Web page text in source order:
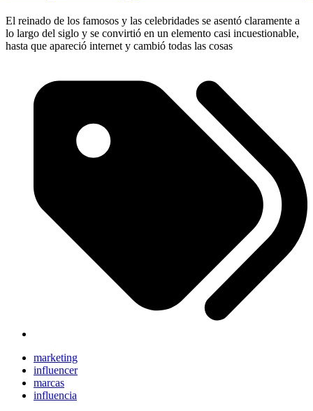
El reinado de los famosos y las celebridades se asentó claramente a
lo largo del siglo y se convirtió en un elemento casi incuestionable,
hasta que apareció internet y cambió todas las cosas
marketing
influencer
marcas
influencia